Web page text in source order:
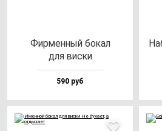
Фир­мен­ный бо­кал
для вис­ки
590 руб